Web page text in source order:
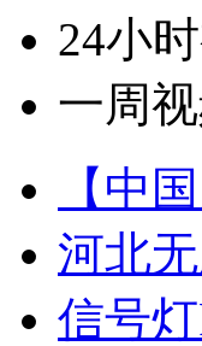
24小
一周
【中
河北
信号